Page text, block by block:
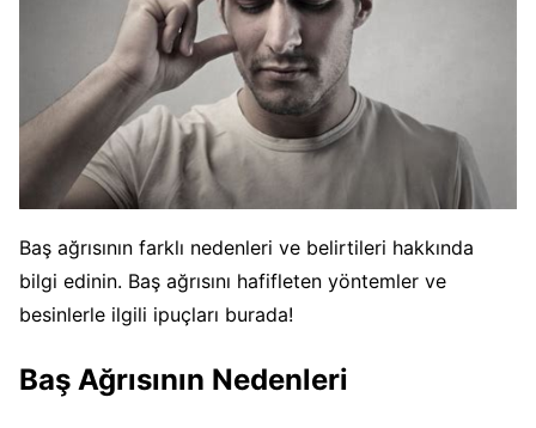
Baş ağrısının farklı nedenleri ve belirtileri hakkında
bilgi edinin. Baş ağrısını hafifleten yöntemler ve
besinlerle ilgili ipuçları burada!
Baş Ağrısının Nedenleri